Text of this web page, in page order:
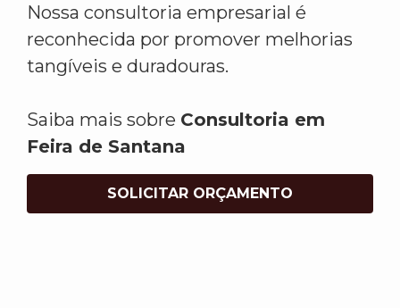
Nossa consultoria empresarial é
reconhecida por promover melhorias
tangíveis e duradouras.
Saiba mais sobre Consultoria em
Feira de Santana
SOLICITAR ORÇAMENTO